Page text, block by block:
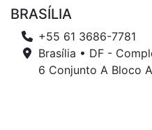
BRASÍLIA
+55 61 3686-7781
Brasília • DF -
6 Conjunto A Bloco